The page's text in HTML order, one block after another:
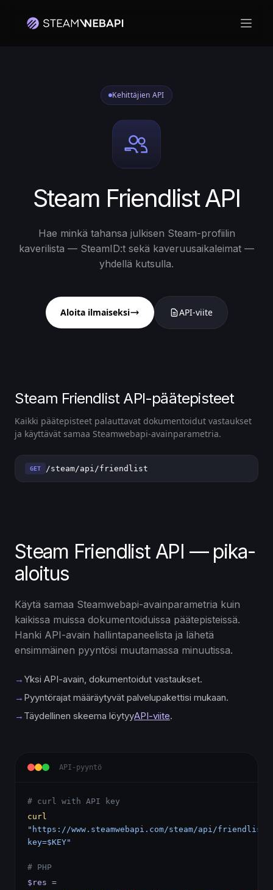
Avaa
Kehittäjien API
Steam Friendlist API
Hae minkä tahansa julkisen Steam-profiilin
kaverilista — SteamID:t sekä kaveruusaikaleimat —
yhdellä kutsulla.
Aloita ilmaiseksi API-viite
Steam Friendlist API-päätepisteet
Kaikki päätepisteet palauttavat dokumentoidut vastaukset
ja käyttävät samaa Steamwebapi-avainparametria.
GET /steam/api/friendlist
Steam Friendlist API — pika-
aloitus
Käytä samaa Steamwebapi-avainparametria kuin
kaikissa muissa dokumentoiduissa päätepisteissä.
Hanki API-avain hallintapaneelista ja lähetä
ensimmäinen pyyntösi muutamassa minuutissa.
→ Yksi API-avain, dokumentoidut vastaukset.
→ Pyyntörajat määräytyvät palvelupakettisi mukaan.
→ Täydellinen skeema löytyyAPI-viite.
API-pyyntö
# curl with API key
curl
"https://www.steamwebapi.com/steam/api/friendlist?
key=$KEY"
# PHP
$res =